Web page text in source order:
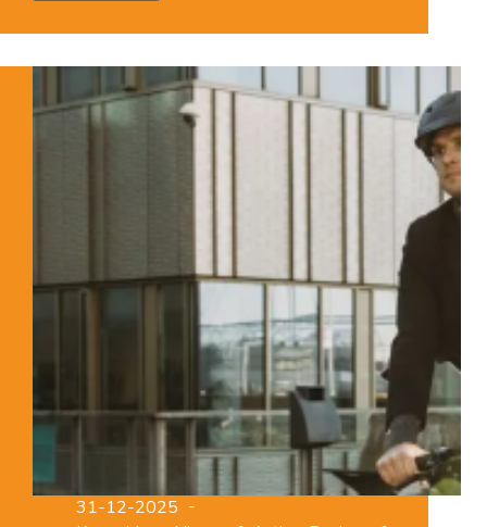
bij
Oosterhout
Bikes
&
31-12-2025